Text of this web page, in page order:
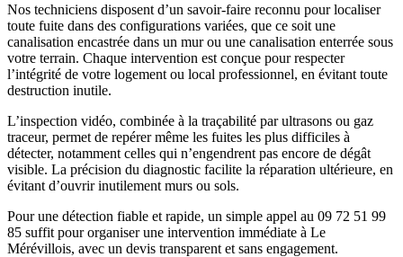
Nos techniciens disposent d’un savoir-faire reconnu pour localiser
toute fuite dans des configurations variées, que ce soit une
canalisation encastrée dans un mur ou une canalisation enterrée sous
votre terrain. Chaque intervention est conçue pour respecter
l’intégrité de votre logement ou local professionnel, en évitant toute
destruction inutile.
L’inspection vidéo, combinée à la traçabilité par ultrasons ou gaz
traceur, permet de repérer même les fuites les plus difficiles à
détecter, notamment celles qui n’engendrent pas encore de dégât
visible. La précision du diagnostic facilite la réparation ultérieure, en
évitant d’ouvrir inutilement murs ou sols.
Pour une détection fiable et rapide, un simple appel au 09 72 51 99
85 suffit pour organiser une intervention immédiate à Le
Mérévillois, avec un devis transparent et sans engagement.